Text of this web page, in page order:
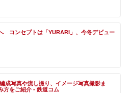
コンセプトは「YURARI」、今冬デビュー
成写真や流し撮り、イメージ写真撮影ま
をご紹介 - 鉄道コム